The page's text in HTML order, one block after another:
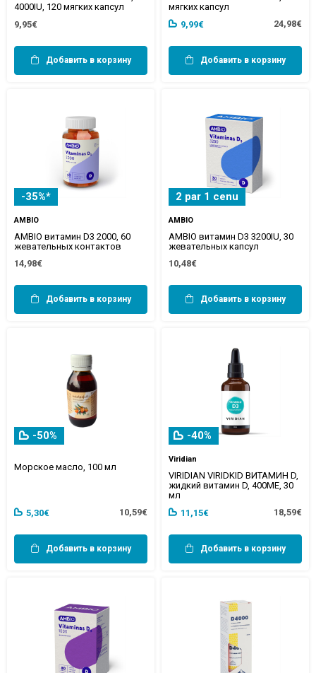
4000IU, 120 мягких капсул
9,95€
Добавить в корзину
мягких капсул
9,99€
24,98€
Добавить в корзину
-35%*
AMBIO
AMBIO витамин D3 2000, 60
жевательных контактов
14,98€
Добавить в корзину
2 par 1 cenu
AMBIO
AMBIO витамин D3 3200IU, 30
жевательных капсул
10,48€
Добавить в корзину
-50%
Морское масло, 100 мл
5,30€ 10,59€
Добавить в корзину
-40%
Viridian
VIRIDIAN VIRIDKID ВИТАМИН D,
жидкий витамин D, 400МЕ, 30
мл
11,15€
18,59€
Добавить в корзину